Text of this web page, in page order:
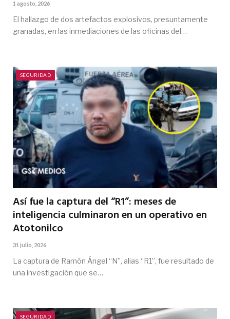
1 agosto, 2026
El hallazgo de dos artefactos explosivos, presuntamente
granadas, en las inmediaciones de las oficinas del…
SEGURIDAD
Así fue la captura del “R1”: meses de
inteligencia culminaron en un operativo en
Atotonilco
31 julio, 2026
La captura de Ramón Ángel “N”, alias “R1”, fue resultado de
una investigación que se…
SEGURIDAD